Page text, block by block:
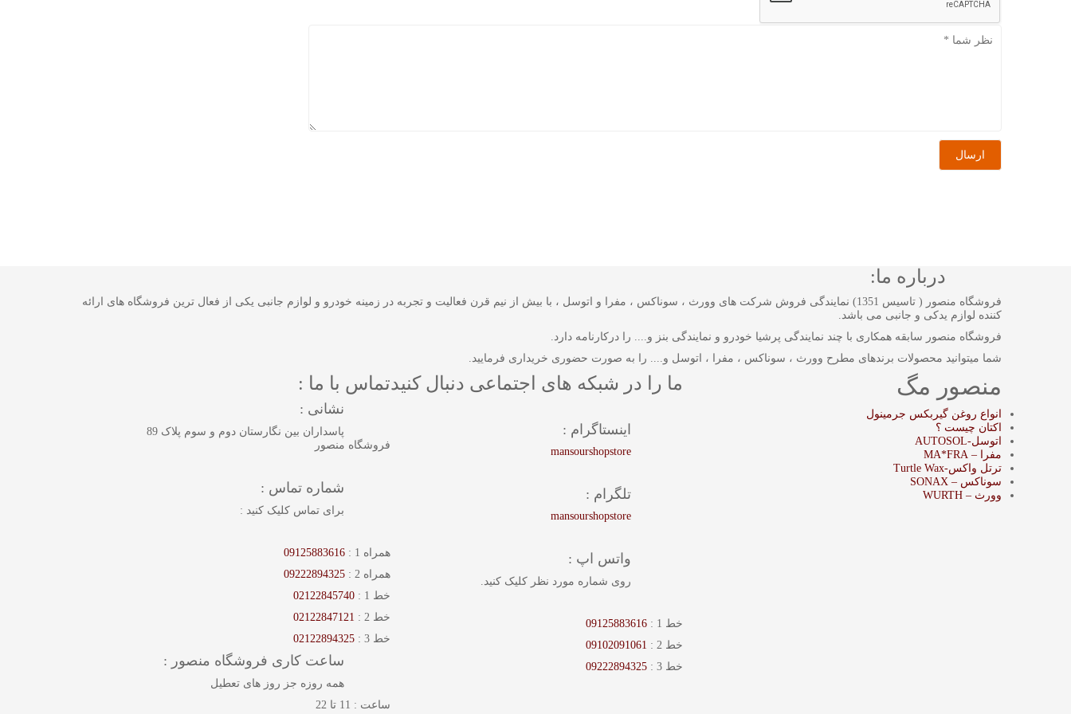
درباره ما:
فروشگاه منصور ( تاسیس 1351) نمایندگی فروش شرکت های وورث ، سوناکس ، مفرا و اتوسل ، با بیش از نیم قرن فعالیت و تجربه در زمینه خودرو و لوازم جانبی یکی از فعال ترین فروشگاه های ارائه
کننده لوازم یدکی و جانبی می باشد.
فروشگاه منصور سابقه همکاری با چند نمایندگی پرشیا خودرو و نمایندگی بنز و.... را درکارنامه دارد.
شما میتوانید محصولات برندهای مطرح وورث ، سوناکس ، مفرا ، اتوسل و.... را به صورت حضوری خریداری فرمایید.
منصور مگ
انواع روغن گیربکس جرمینول
اکتان چیست ؟
اتوسل-AUTOSOL
مفرا – MA*FRA
ترتل واکس-Turtle Wax
سوناکس – SONAX
وورث – WURTH
ما را در شبکه های اجتماعی دنبال کنید
اینستاگرام :
mansourshopstore
تلگرام :
mansourshopstore
واتس اپ :
روی شماره مورد نظر کلیک کنید.
خط 1 :
09125883616
خط 2 :
09102091061
خط 3 :
09222894325
تماس با ما :
نشانی :
پاسداران بین نگارستان دوم و سوم پلاک 89
فروشگاه منصور
شماره تماس :
برای تماس کلیک کنید :
همراه 1 :
09125883616
همراه 2 :
09222894325
خط 1 :
02122845740
خط 2 :
02122847121
خط 3 :
02122894325
ساعت کاری فروشگاه منصور :
همه روزه جز روز های تعطیل
ساعت : 11 تا 22